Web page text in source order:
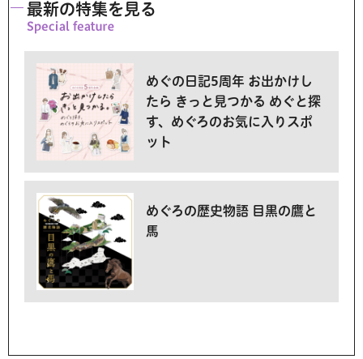
最新の特集を見る
めぐの日記5周年 お出かけし
たら きっと見つかる めぐと探
す、めぐろのお気に入りスポ
ット
めぐろの歴史物語 目黒の鷹と
馬